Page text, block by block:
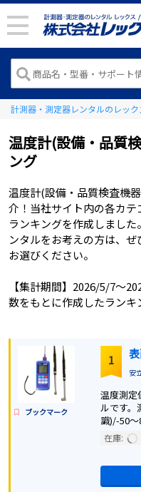
計測器・測定器レンタルのレック
温度計(設備・品質
ング
温度計(設備・品質検査機
介！当社サイト内の各カテ
ランキングを作成しまし
ンタルをお考えの方は、
お選びください。
【集計期間】 2026/5/7～
数をもとに作成したランキ
ブックマーク
1
安
温度測定
ルです
識)/-50
在庫: